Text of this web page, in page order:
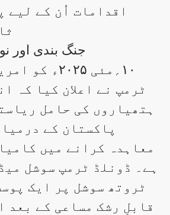
اقدامات اُن کے لیے
جنگ بندی اور
۱۰؍مئی
ٹرمپ نے اعلان کیا کہ
ہتھیاروں کی حامل
پاکستان کے
معاہدہ کرانے میں
ہے۔ ڈونلڈ ٹرمپ سوشل
ٹروتھ سوشل پر ایک
قابلِ رشک مساعی کے بعد